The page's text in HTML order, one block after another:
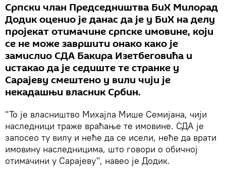
Српски члан Председништва БиХ Милорад
Додик оценио је данас да је у БиХ на делу
пројекат отимачине српске имовине, који
се не може завршити онако како је
замислио СДА Бакира Изетбеговића и
истакао да је седиште те странке у
Сарајеву смештено у вили чији је
некадашњи власник Србин.
"То је власништво Михајла Мише Семијана, чији
наследници траже враћање те имовине. СДА је
запосео ту вилу и неће да се исели, неће да врати
имовину наследницима, што говори о обичној
отимачини у Сарајеву", навео је Додик.